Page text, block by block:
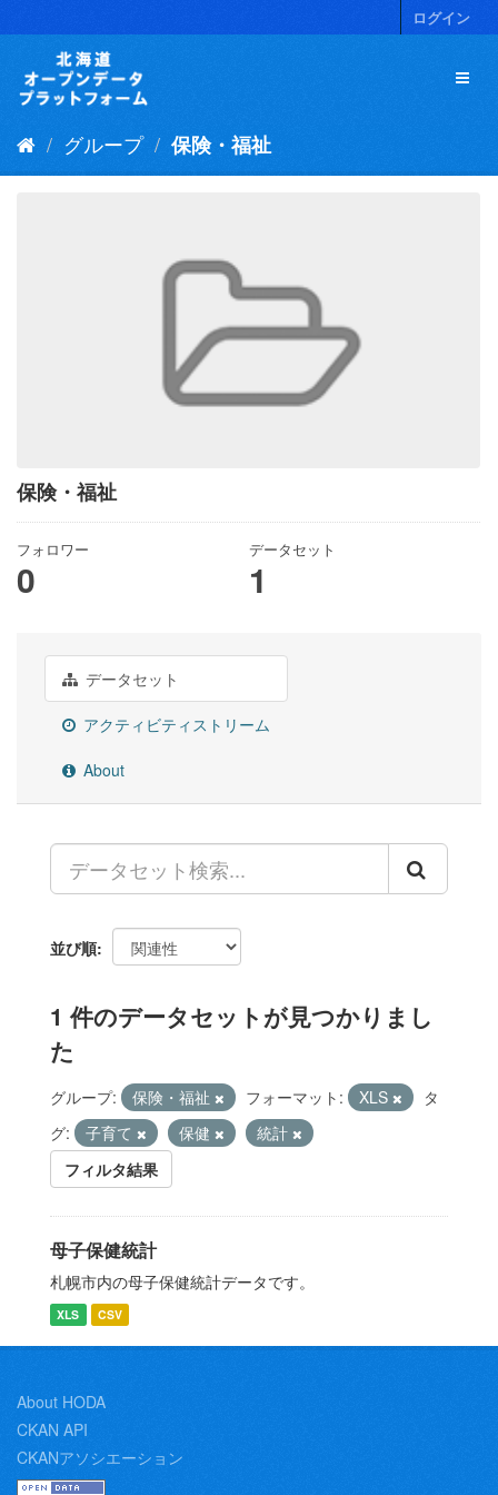
キ
ログイン
グループ 保険・福祉
保険・福祉
フォロワー
0
データセット
1
データセット
アクティビティストリーム
About
並び順
1 件のデータセットが見つかりまし
た
グループ: 保険・福祉 フォーマット: XLS
タ
グ:
子育て 保健
統計
フィルタ結果
母子保健統計
札幌市内の母子保健統計データです。
XLS CSV
About HODA
CKAN API
CKANアソシエーション